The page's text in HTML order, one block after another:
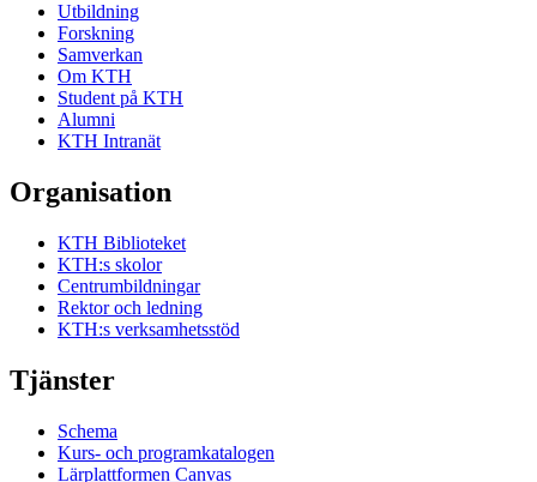
Utbildning
Forskning
Samverkan
Om KTH
Student på KTH
Alumni
KTH Intranät
Organisation
KTH Biblioteket
KTH:s skolor
Centrumbildningar
Rektor och ledning
KTH:s verksamhetsstöd
Tjänster
Schema
Kurs- och programkatalogen
Lärplattformen Canvas